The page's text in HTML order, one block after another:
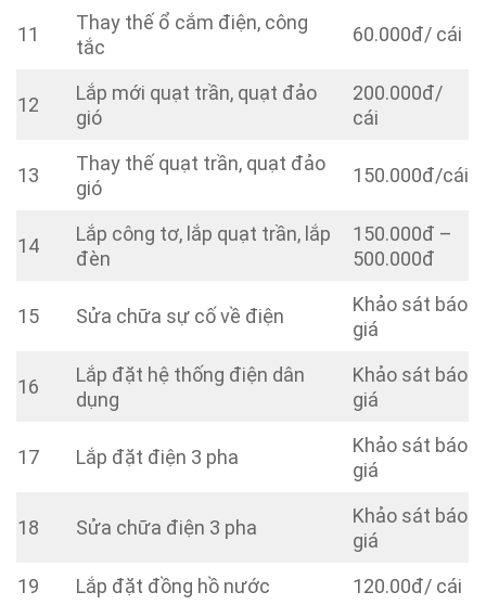
11
Thay thế ổ cắm điện, công
tắc
60.000đ/ cái
12
Lắp mới quạt trần, quạt đảo
gió
200.000đ/
cái
13
Thay thế quạt trần, quạt đảo
gió
150.000đ/cái
14
Lắp công tơ, lắp quạt trần, lắp
đèn
150.000đ –
500.000đ
15 Sửa chữa sự cố về điện
Khảo sát báo
giá
16
Lắp đặt hệ thống điện dân
dụng
Khảo sát báo
giá
17 Lắp đặt điện 3 pha
Khảo sát báo
giá
18 Sửa chữa điện 3 pha
Khảo sát báo
giá
19
Lắp đặt đồng hồ nước 120.00đ/ cái